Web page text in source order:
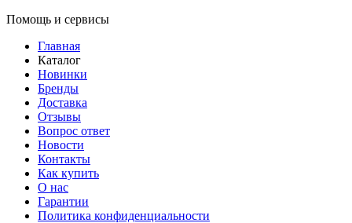
Помощь и сервисы
Главная
Каталог
Новинки
Бренды
Доставка
Отзывы
Вопрос ответ
Новости
Контакты
Как купить
О нас
Гарантии
Политика конфиденциальности